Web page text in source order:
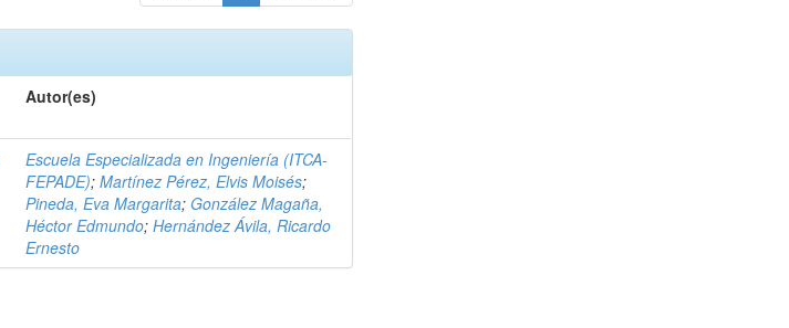
Autor(es)
Escuela Especializada en Ingeniería (ITCA-
FEPADE);Martínez Pérez, Elvis Moisés;
Pineda, Eva Margarita; González Magaña,
Héctor Edmundo;Hernández Ávila, Ricardo
Ernesto